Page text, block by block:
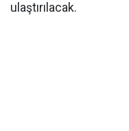
ulaştırılacak.